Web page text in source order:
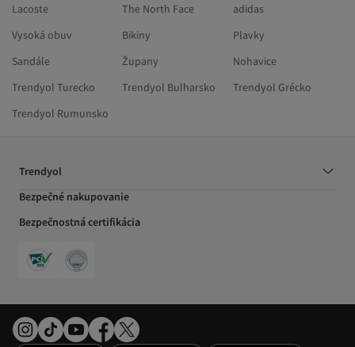
Lacoste
The North Face
adidas
Vysoká obuv
Bikiny
Plavky
Sandále
Župany
Nohavice
Trendyol Turecko
Trendyol Bulharsko
Trendyol Grécko
Trendyol Rumunsko
Trendyol
Bezpečné nakupovanie
Bezpečnostná certifikácia